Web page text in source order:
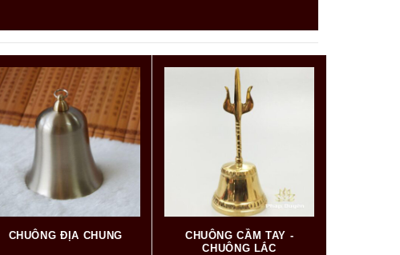
CHUÔNG ĐỊA CHUNG
CHUÔNG CẦM TAY -
CHUÔNG LẮC